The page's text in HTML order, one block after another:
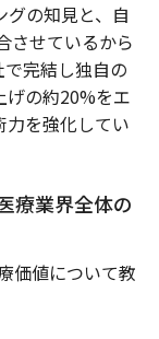
の知見と、自
させているから
完結し独自の
げの約20%をエ
力を強化してい
療業界全体の
価値について教